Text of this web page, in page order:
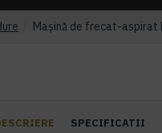
Mașină de frecat-aspirat
SPECIFICATII